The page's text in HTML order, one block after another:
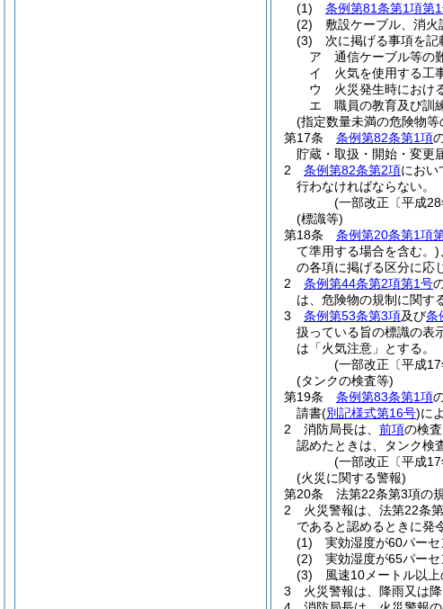
(1)
条例第81条第1項第
(2)
敷設ケーブル、消
(3)
次に掲げる事項を
ア
通信ケーブル等の
イ
火気を使用する工
ウ
火災発生時におけ
エ
職員の教育及び訓
(指定数量未満の危険物
第17条
条例第82条第1項
貯蔵・取扱・開始・変更
2
条例第82条第2項におい
行わなければならない。
(一部改正〔平成
(標識等)
第18条
条例第20条第1項
て準用する場合を含む。)
の各項に掲げる区分に応
2
条例第44条第2項第1号
は、危険物の規制に関す
3
条例第53条第3項及び条
扱っている旨の標識の表
は「火気注意」とする。
(一部改正〔平成
(タンクの検査等)
第19条
条例第83条第1項
請書(別記様式第16号)に
2
消防局長は、 前項の検
認めたときは、タンク検
(一部改正〔平成
(火災に関する警報)
第20条
法第22条第3項の
2
火災警報は、法第22条
であると認めるときに発
(1)
実効湿度が60パー
(2)
実効湿度が65パー
(3)
風速10メートル以
3
火災警報は、降雨又は